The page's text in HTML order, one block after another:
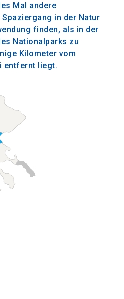
Mal andere
in der Natur
finden, als in der
Nationalparks zu
Kilometer vom
entfernt liegt.